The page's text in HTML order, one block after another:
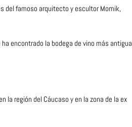
del famoso arquitecto y escultor Momik,
encontrado la bodega de vino más antigua
la región del Cáucaso y en la zona de la ex